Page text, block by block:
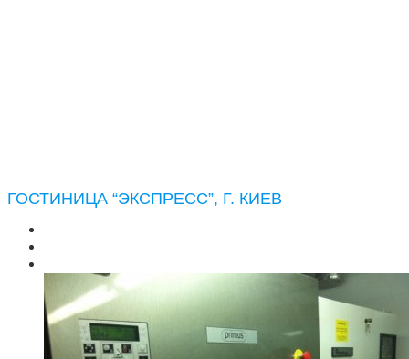
ГОСТИНИЦА “ЭКСПРЕСС”, Г. КИЕВ